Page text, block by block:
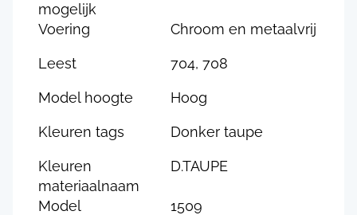
mogelijk
Voering Chroom en metaalvrij
Leest 704, 708
Model hoogte Hoog
Kleuren tags Donker taupe
Kleuren
materiaalnaam
D.TAUPE
Model 1509